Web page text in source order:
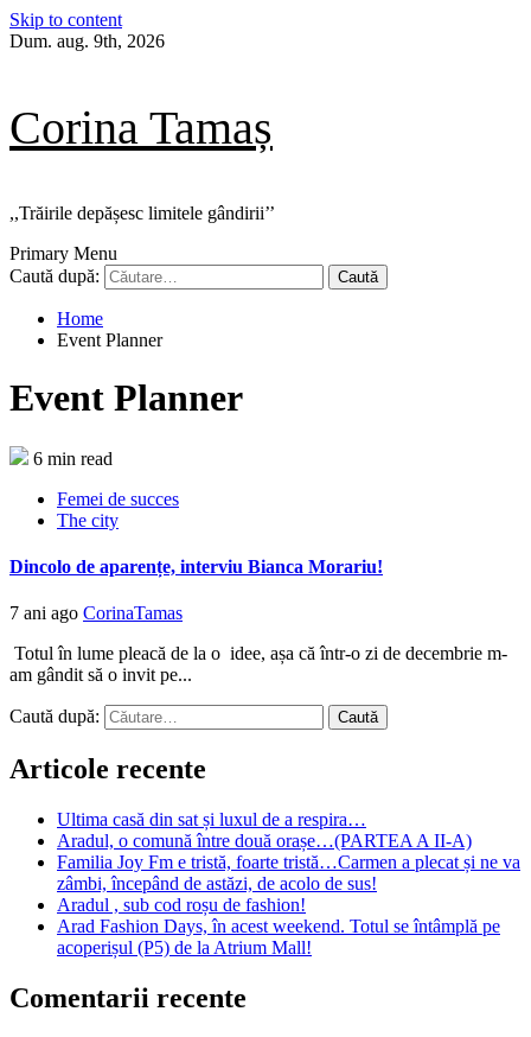
Skip to content
Dum. aug. 9th, 2026
Corina Tamaș
,,Trăirile depășesc limitele gândirii’’
Primary Menu
Caută după:
Home
Event Planner
Event Planner
6 min read
Femei de succes
The city
Dincolo de aparențe, interviu Bianca Morariu!
7 ani ago CorinaTamas
Totul în lume pleacă de la o idee, așa că într-o zi de decembrie m-
am gândit să o invit pe...
Caută după:
Articole recente
Ultima casă din sat și luxul de a respira…
Aradul, o comună între două orașe…(PARTEA A II-A)
Familia Joy Fm e tristă, foarte tristă…Carmen a plecat și ne va
zâmbi, începând de astăzi, de acolo de sus!
Aradul , sub cod roșu de fashion!
Arad Fashion Days, în acest weekend. Totul se întâmplă pe
acoperișul (P5) de la Atrium Mall!
Comentarii recente